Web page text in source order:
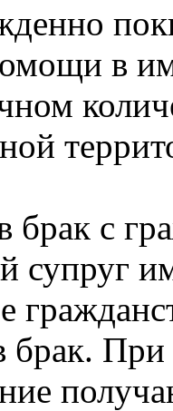
в
брак с
супруг
брак.